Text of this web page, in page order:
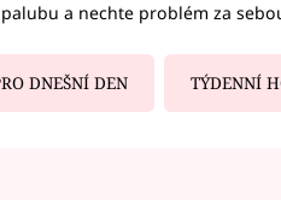
a nechte problém za
DNEŠNÍ DEN TÝDENNÍ